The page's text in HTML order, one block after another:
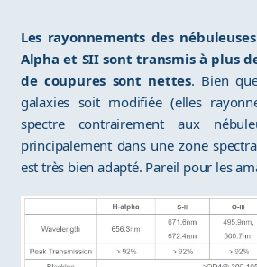
Les rayonnements des
Alpha et SII sont transmis à plus
de coupures sont nettes. Bien
galaxies soit modifiée (elles
spectre contrairement aux
principalement dans une zone
est très bien adapté. Pareil pour les